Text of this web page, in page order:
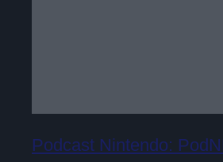
Podcast Nintendo: